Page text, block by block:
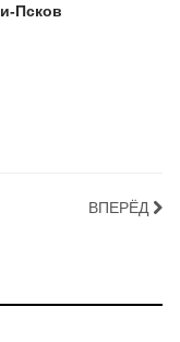
Псков
ВПЕРЁД